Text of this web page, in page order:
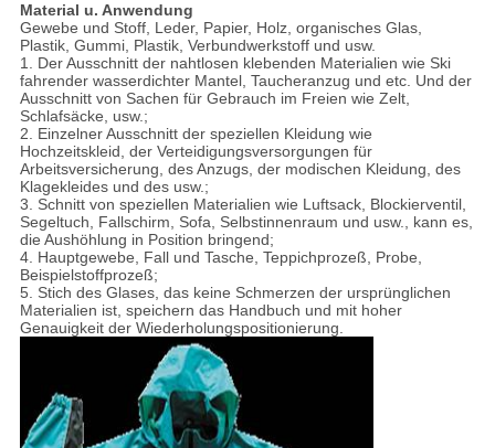
Material u. Anwendung
Gewebe und Stoff, Leder, Papier, Holz, organisches Glas,
Plastik, Gummi, Plastik, Verbundwerkstoff und usw.
1. Der Ausschnitt der nahtlosen klebenden Materialien wie Ski
fahrender wasserdichter Mantel, Taucheranzug und etc. Und der
Ausschnitt von Sachen für Gebrauch im Freien wie Zelt,
Schlafsäcke, usw.;
2. Einzelner Ausschnitt der speziellen Kleidung wie
Hochzeitskleid, der Verteidigungsversorgungen für
Arbeitsversicherung, des Anzugs, der modischen Kleidung, des
Klagekleides und des usw.;
3. Schnitt von speziellen Materialien wie Luftsack, Blockierventil,
Segeltuch, Fallschirm, Sofa, Selbstinnenraum und usw., kann es,
die Aushöhlung in Position bringend;
4. Hauptgewebe, Fall und Tasche, Teppichprozeß, Probe,
Beispielstoffprozeß;
5. Stich des Glases, das keine Schmerzen der ursprünglichen
Materialien ist, speichern das Handbuch und mit hoher
Genauigkeit der Wiederholungspositionierung.